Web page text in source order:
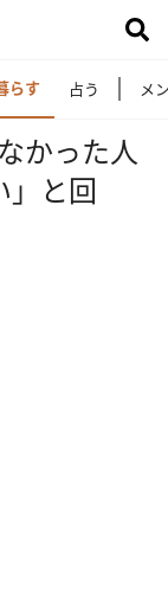
らす 占う メ
かった人
」と回